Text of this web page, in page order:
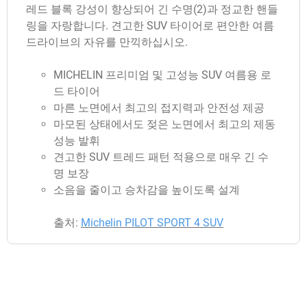
레드 블록 강성이 향상되어 긴 수명(2)과 정교한 핸들
링을 자랑합니다. 견고한 SUV 타이어로 편안한 여름
드라이브의 자유를 만끽하십시오.
MICHELIN 프리미엄 및 고성능 SUV 여름용 로
드 타이어
마른 노면에서 최고의 접지력과 안전성 제공
마모된 상태에서도 젖은 노면에서 최고의 제동
성능 발휘
견고한 SUV 트레드 패턴 적용으로 매우 긴 수
명 보장
소음을 줄이고 승차감을 높이도록 설계
출처: Michelin PILOT SPORT 4 SUV